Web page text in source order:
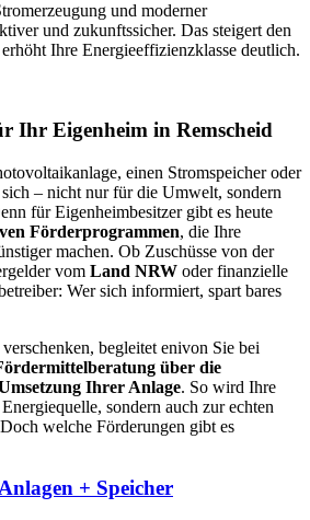
und moderner
und zukunftssicher. Das steigert den
Ihre Energieeffizienzklasse deutlich.
Ihr Eigenheim in Remscheid
einen Stromspeicher oder
– nicht nur für die Umwelt, sondern
für Eigenheimbesitzer gibt es heute
Förderprogrammen, die Ihre
machen. Ob Zuschüsse von der
vom Land NRW oder finanzielle
Wer sich informiert, spart bares
begleitet enivon Sie bei
über die
Ihrer Anlage. So wird Ihre
sondern auch zur echten
welche Förderungen gibt es
+ Speicher